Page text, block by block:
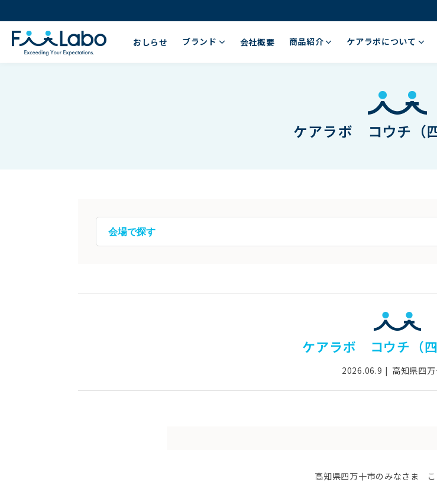
おしらせ ブランド 会社概要 商品紹介 ケアラボについて
ケアラボ コウチ（四
ケアラボ コウチ（四
2026.06.9 高知県四
高知県四万十市のみなさま こ